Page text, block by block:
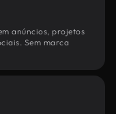
anúncios, projetos
Sem marca